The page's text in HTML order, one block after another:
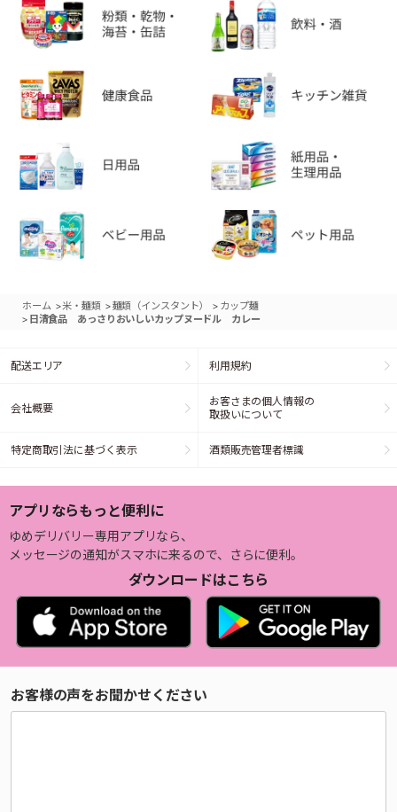
ホーム >米・麺類 >麺類（インスタント） > カップ麺
> 日清食品 あっさりおいしいカップヌードル カレー
配送エリア 利用規約
会社概要
お客さまの個人情報の
取扱いについて
特定商取引法に基づく表示 酒類販売管理者標識
アプリならもっと便利に
ゆめデリバリー専用アプリなら、
メッセージの通知がスマホに来るので、さらに便利。
ダウンロードはこちら
お客様の声をお聞かせください